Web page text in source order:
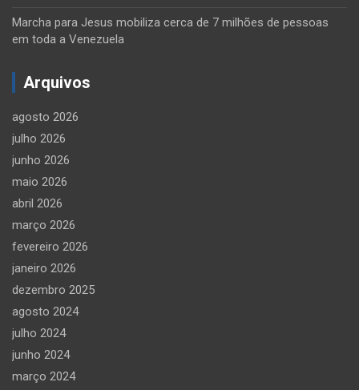
Marcha para Jesus mobiliza cerca de 7 milhões de pessoas
em toda a Venezuela
Arquivos
agosto 2026
julho 2026
junho 2026
maio 2026
abril 2026
março 2026
fevereiro 2026
janeiro 2026
dezembro 2025
agosto 2024
julho 2024
junho 2024
março 2024